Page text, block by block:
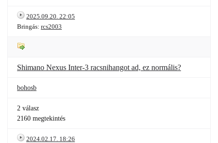
2025.09.20. 22:05
Bringás: rcs2003
Shimano Nexus Inter-3 racsnihangot ad, ez normális?
bohosb
2 válasz
2160 megtekintés
2024.02.17. 18:26